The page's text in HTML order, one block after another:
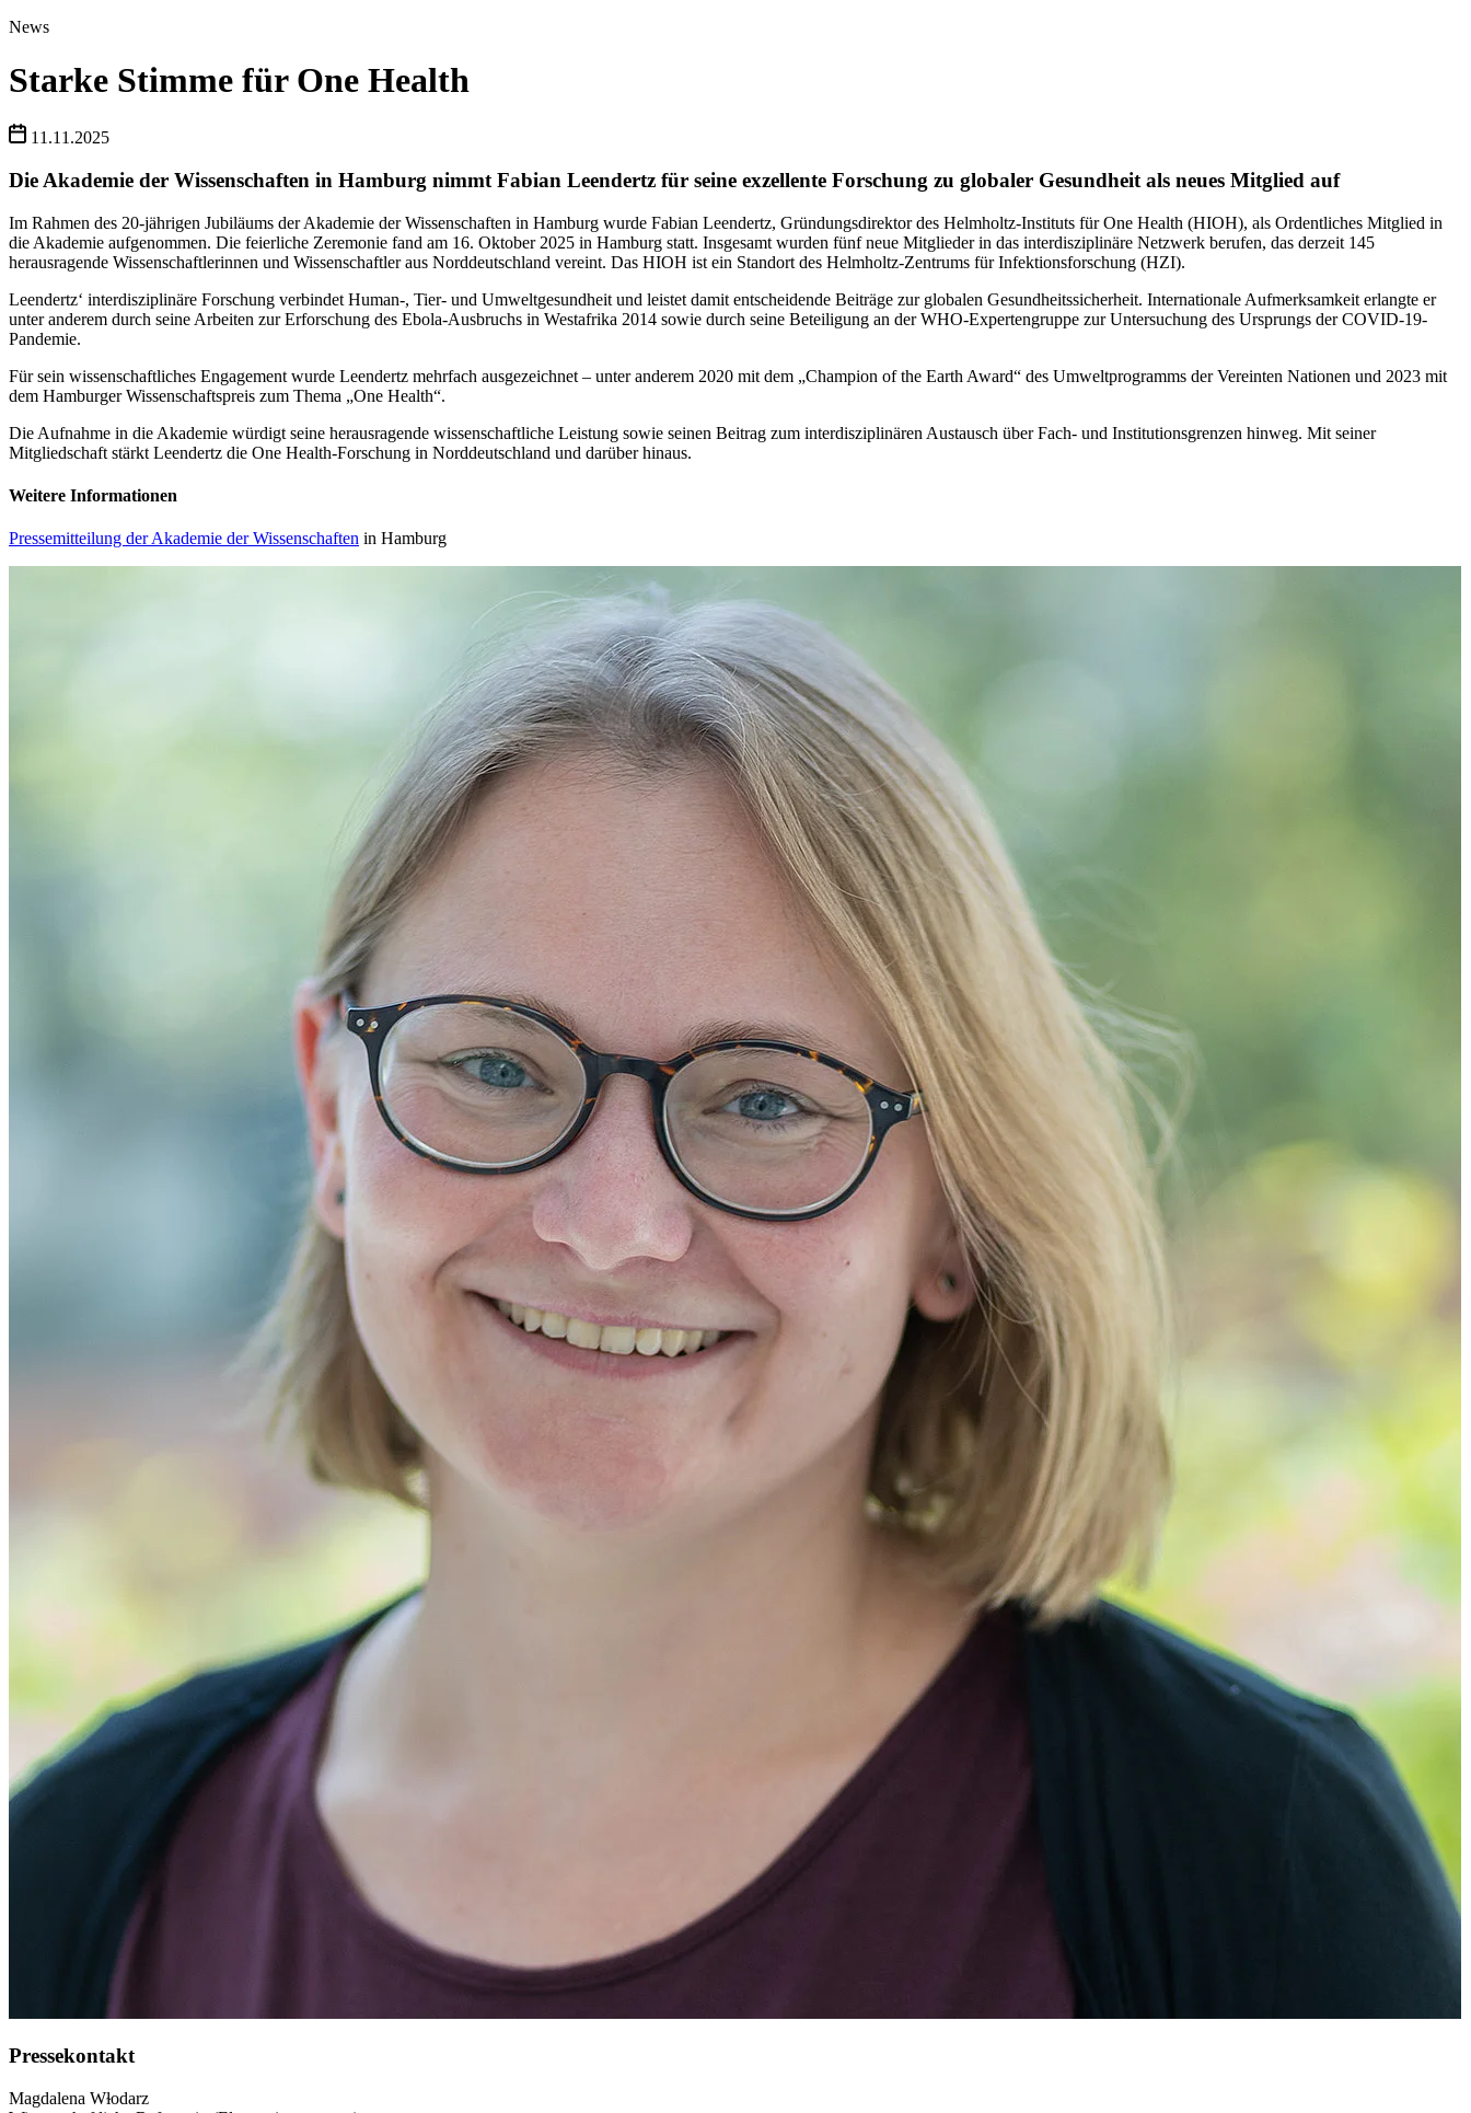
News
Starke Stimme für One Health
11.11.2025
Die Akademie der Wissenschaften in Hamburg nimmt Fabian Leendertz für seine exzellente Forschung zu globaler Gesundheit als neues Mitglied auf
Im Rahmen des 20-jährigen Jubiläums der Akademie der Wissenschaften in Hamburg wurde Fabian Leendertz, Gründungsdirektor des Helmholtz-Instituts für One Health (HIOH), als Ordentliches Mitglied in
die Akademie aufgenommen. Die feierliche Zeremonie fand am 16. Oktober 2025 in Hamburg statt. Insgesamt wurden fünf neue Mitglieder in das interdisziplinäre Netzwerk berufen, das derzeit 145
herausragende Wissenschaftlerinnen und Wissenschaftler aus Norddeutschland vereint. Das HIOH ist ein Standort des Helmholtz-Zentrums für Infektionsforschung (HZI).
Leendertz‘ interdisziplinäre Forschung verbindet Human-, Tier- und Umweltgesundheit und leistet damit entscheidende Beiträge zur globalen Gesundheitssicherheit. Internationale Aufmerksamkeit erlangte er
unter anderem durch seine Arbeiten zur Erforschung des Ebola-Ausbruchs in Westafrika 2014 sowie durch seine Beteiligung an der WHO-Expertengruppe zur Untersuchung des Ursprungs der COVID-19-
Pandemie.
Für sein wissenschaftliches Engagement wurde Leendertz mehrfach ausgezeichnet – unter anderem 2020 mit dem „Champion of the Earth Award“ des Umweltprogramms der Vereinten Nationen und 2023 mit
dem Hamburger Wissenschaftspreis zum Thema „One Health“.
Die Aufnahme in die Akademie würdigt seine herausragende wissenschaftliche Leistung sowie seinen Beitrag zum interdisziplinären Austausch über Fach- und Institutionsgrenzen hinweg. Mit seiner
Mitgliedschaft stärkt Leendertz die One Health-Forschung in Norddeutschland und darüber hinaus.
Weitere Informationen
Pressemitteilung der Akademie der Wissenschaften in Hamburg
Pressekontakt
Magdalena Wɫodarz